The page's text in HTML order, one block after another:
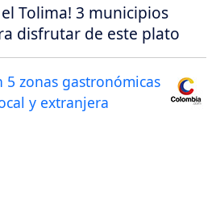
Tolima! 3 municipios
disfrutar de este plato